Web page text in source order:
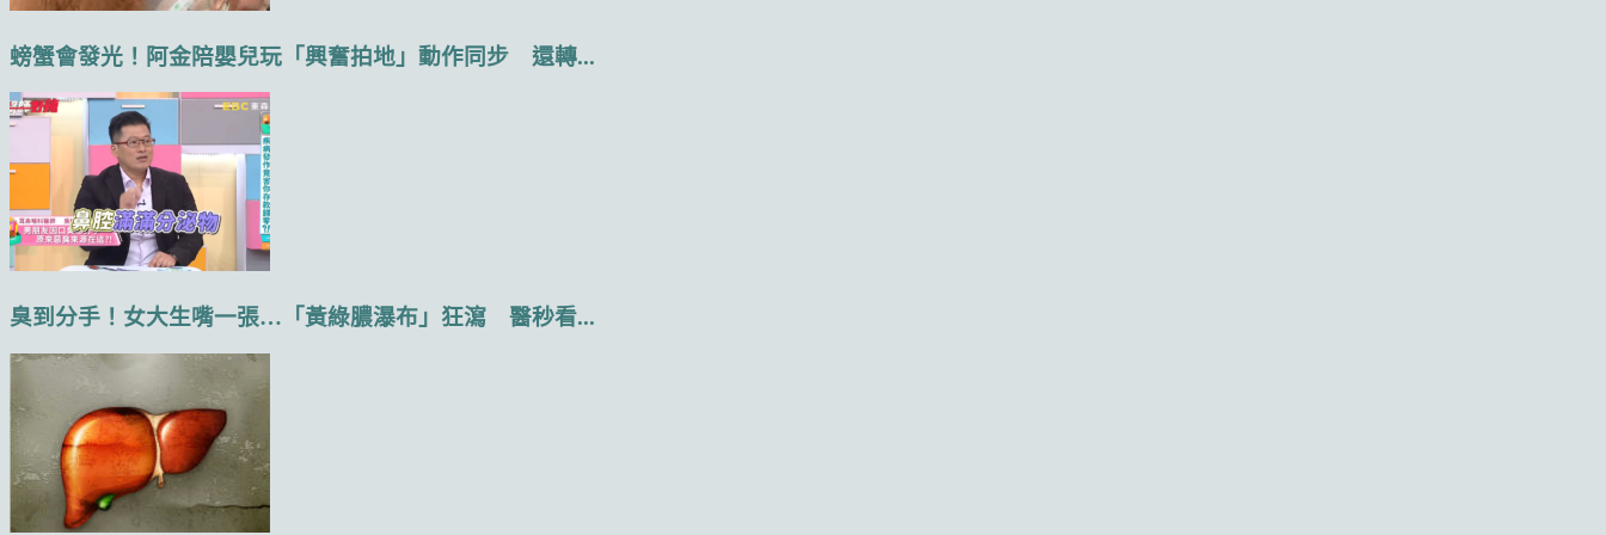
螃蟹會發光！阿金陪嬰兒玩「興奮拍地」動作同步 還轉...
臭到分手！女大生嘴一張…「黃綠膿瀑布」狂瀉 醫秒看...